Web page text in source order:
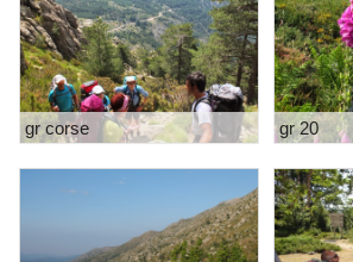
gr corse gr 20